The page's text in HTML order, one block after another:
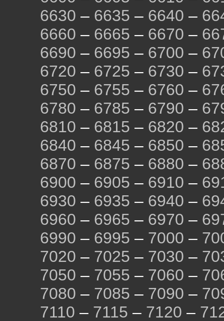
6630 – 6635 – 6640 –
6660 – 6665 – 6670 –
6690 – 6695 – 6700 –
6720 – 6725 – 6730 –
6750 – 6755 – 6760 –
6780 – 6785 – 6790 –
6810 – 6815 – 6820 –
6840 – 6845 – 6850 –
6870 – 6875 – 6880 –
6900 – 6905 – 6910 –
6930 – 6935 – 6940 –
6960 – 6965 – 6970 –
6990 – 6995 – 7000 –
7020 – 7025 – 7030 –
7050 – 7055 – 7060 –
7080 – 7085 – 7090 –
7110 – 7115 – 7120 –